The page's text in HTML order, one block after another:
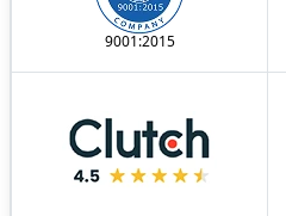
9001:2015